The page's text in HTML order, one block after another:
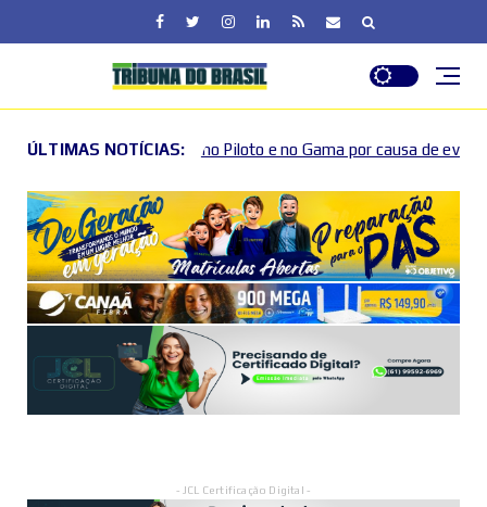
ÚLTIMAS NOTÍCIAS:
Piloto e no Gama por causa de eventos esportivos e culturais
- JCL Certificação Digital -